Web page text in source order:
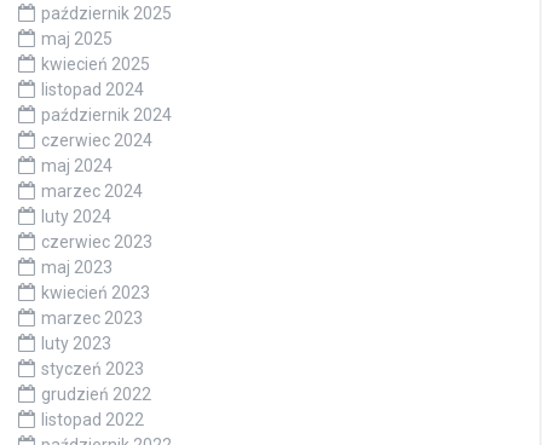
październik 2025
maj 2025
kwiecień 2025
listopad 2024
październik 2024
czerwiec 2024
maj 2024
marzec 2024
luty 2024
czerwiec 2023
maj 2023
kwiecień 2023
marzec 2023
luty 2023
styczeń 2023
grudzień 2022
listopad 2022